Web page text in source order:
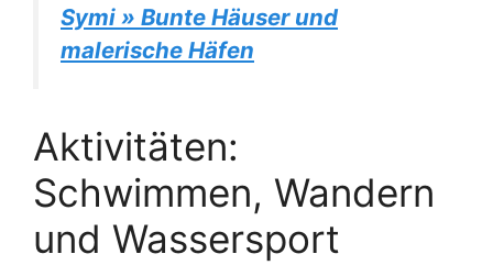
Symi » Bunte Häuser und
malerische Häfen
Aktivitäten:
Schwimmen, Wandern
und Wassersport